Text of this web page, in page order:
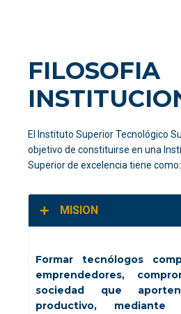
FILOSOFIA
El Instituto Superior Tecnológico
objetivo de constituirse en una
Superior de excelencia tiene como:
MISION
Formar tecnólogos
emprendedores,
sociedad que
productivo, mediante